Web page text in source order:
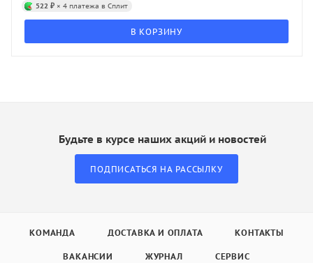
522 ₽ × 4 платежа в Сплит
В КОРЗИНУ
Будьте в курсе наших акций и новостей
ПОДПИСАТЬСЯ НА РАССЫЛКУ
КОМАНДА ДОСТАВКА И ОПЛАТА КОНТАКТЫ
ВАКАНСИИ ЖУРНАЛ СЕРВИС